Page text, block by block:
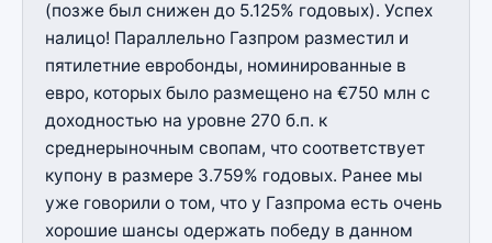
(позже был снижен до 5.125% годовых). Успех
налицо! Параллельно Газпром разместил и
пятилетние евробонды, номинированные в
евро, которых было размещено на €750 млн с
доходностью на уровне 270 б.п. к
среднерыночным свопам, что соответствует
купону в размере 3.759% годовых. Ранее мы
уже говорили о том, что у Газпрома есть очень
хорошие шансы одержать победу в данном